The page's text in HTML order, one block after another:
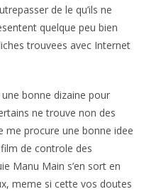
de le qu’ils ne
quelque peu bien
trouvees avec Internet
bonne dizaine pour
ne trouve non des
me procure une bonne idee
de controle des
Manu Main s’en sort en
meme si cette vos doutes